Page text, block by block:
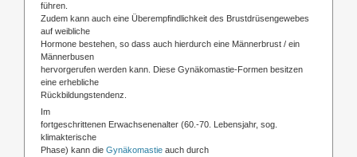
führen.
Zudem kann auch eine Überempfindlichkeit des Brustdrüsengewebes
auf weibliche
Hormone bestehen, so dass auch hierdurch eine Männerbrust / ein
Männerbusen
hervorgerufen werden kann. Diese Gynäkomastie-Formen besitzen
eine erhebliche
Rückbildungstendenz.
Im
fortgeschrittenen Erwachsenenalter (60.-70. Lebensjahr, sog.
klimakterische
Phase) kann die Gynäkomastie auch durch